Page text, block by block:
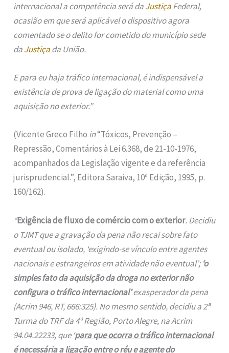
internacional a competência será daJustiçaFederal,
ocasião em que será aplicável o dispositivo agora
comentado se o delito for cometido do município sede
daJustiçada União.
E para eu haja tráfico internacional, é indispensável a
existência de prova de ligação do material como uma
aquisição no exterior.”
(Vicente Greco Filho in“Tóxicos, Prevenção –
Repressão, Comentários à Lei 6.368, de 21-10-1976,
acompanhados da Legislação vigente e da referência
jurisprudencial.”, Editora Saraiva, 10ª Edição, 1995, p.
160/162).
“Exigência de fluxo de comércio com o exterior. Decidiu
o TJMT que a gravação da pena não recai sobre fato
eventual ou isolado, ‘exigindo-se vínculo entre agentes
nacionais e estrangeiros em atividade não eventual’; ‘o
simples fato da aquisição da droga no exterior não
configura o tráfico internacional’exasperador da pena
(Acrim 946, RT, 666:325). No mesmo sentido, decidiu a 2ª
Turma do TRF da 4ª Região, Porto Alegre, na Acrim
94.04.22233, que ‘para que ocorra o tráfico internacional
é necessária a ligação entre o réu e agente do